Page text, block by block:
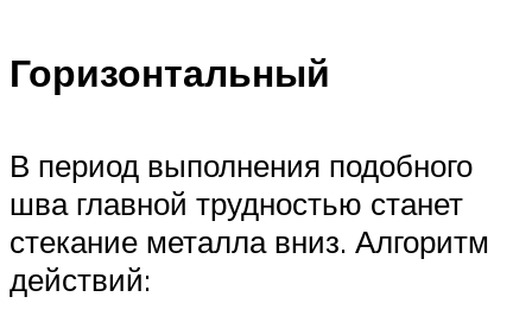
Горизонтальный
В период выполнения подобного
шва главной трудностью станет
стекание металла вниз. Алгоритм
действий: